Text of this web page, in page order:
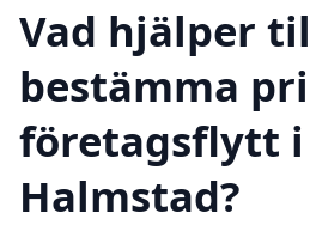
Vad hjälper
bestämma
företagsflytt i
Halmstad?